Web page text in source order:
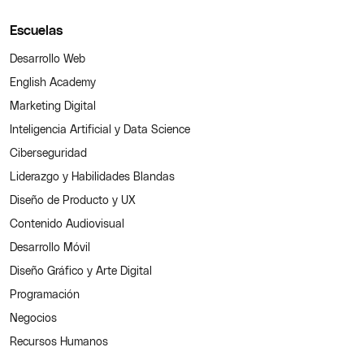
Escuelas
Desarrollo Web
English Academy
Marketing Digital
Inteligencia Artificial y Data Science
Ciberseguridad
Liderazgo y Habilidades Blandas
Diseño de Producto y UX
Contenido Audiovisual
Desarrollo Móvil
Diseño Gráfico y Arte Digital
Programación
Negocios
Recursos Humanos